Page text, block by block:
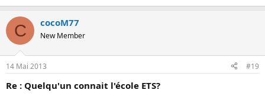
C cocoM77
New Member
14 Mai 2013 #19
Re : Quelqu'un connait l'école ETS?